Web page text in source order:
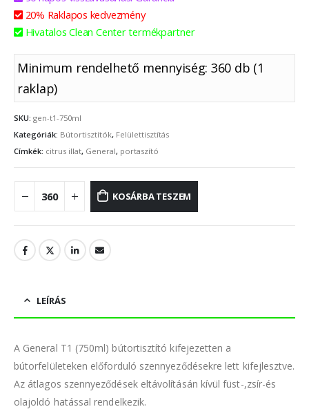
20% Raklapos kedvezmény
Hivatalos Clean Center termékpartner
Minimum rendelhető mennyiség: 360 db (1
raklap)
SKU: gen-t1-750ml
Kategóriák: Bútortisztítók, Felülettisztítás
Címkék: citrus illat, General, portaszító
KOSÁRBA TESZEM
LEÍRÁS
A General T1 (750ml) bútortisztító kifejezetten a
bútorfelületeken előforduló szennyeződésekre lett kifejlesztve.
Az átlagos szennyeződések eltávolításán kívül füst-,zsír-és
olajoldó hatással rendelkezik.